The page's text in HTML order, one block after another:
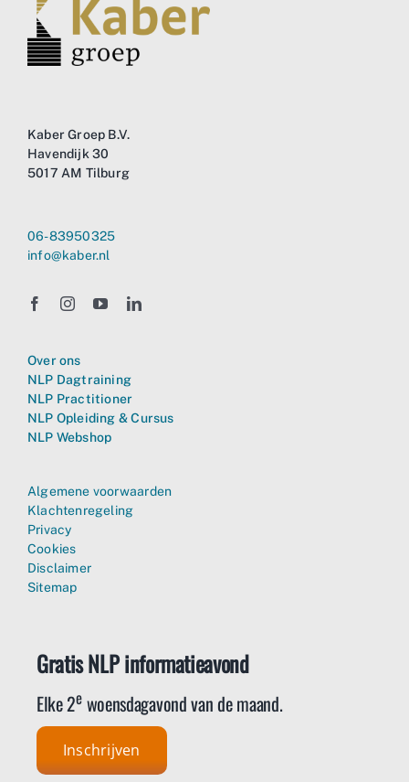
Kaber Groep B.V.
Havendijk 30
5017 AM Tilburg
06-83950325
info@kaber.nl
Over ons
NLP Dagtraining
NLP Practitioner
NLP Opleiding & Cursus
NLP Webshop
Algemene voorwaarden
Klachtenregeling
Privacy
Cookies
Disclaimer
Sitemap
Gratis NLP informatieavond
Elke 2ewoensdagavond van de maand.
Inschrijven